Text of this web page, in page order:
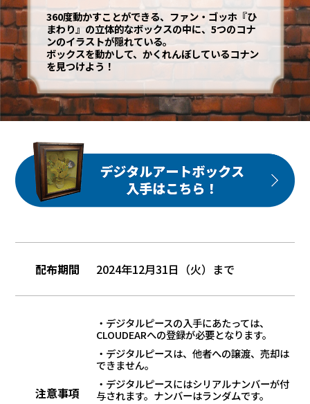
360度動かすことができる、ファン・ゴッホ『ひ
まわり』の立体的なボックスの中に、5つのコナ
ンのイラストが隠れている。
ボックスを動かして、かくれんぼしているコナン
を見つけよう！
配布期間 2024年12月31日（火）まで
注意事項
・デジタルピースの入手にあたっては、
CLOUDEARへの登録が必要となります。
・デジタルピースは、他者への譲渡、売却は
できません。
・デジタルピースにはシリアルナンバーが付
与されます。ナンバーはランダムです。